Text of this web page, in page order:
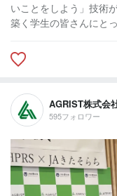
いことをしよう」技術
築く学生の皆さんにと
AGRIST株式会
595フォロワー